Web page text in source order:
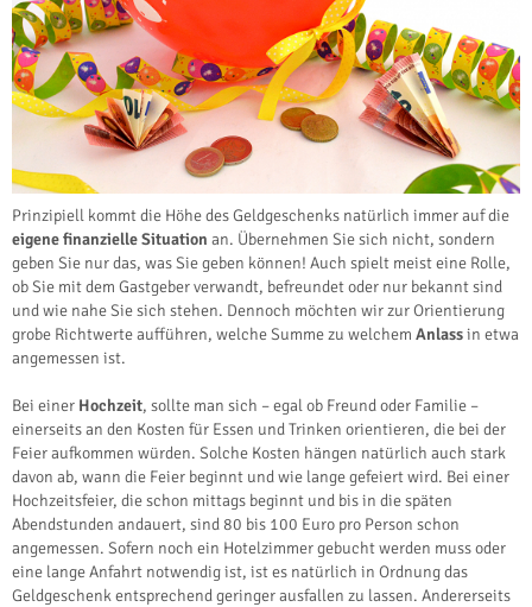
Prinzipiell kommt die Höhe des Geldgeschenks natürlich immer auf die
eigene finanzielle Situation an. Übernehmen Sie sich nicht, sondern
geben Sie nur das, was Sie geben können! Auch spielt meist eine Rolle,
ob Sie mit dem Gastgeber verwandt, befreundet oder nur bekannt sind
und wie nahe Sie sich stehen. Dennoch möchten wir zur Orientierung
grobe Richtwerte aufführen, welche Summe zu welchem Anlassin etwa
angemessen ist.
Bei einer Hochzeit, sollte man sich – egal ob Freund oder Familie –
einerseits an den Kosten für Essen und Trinken orientieren, die bei der
Feier aufkommen würden. Solche Kosten hängen natürlich auch stark
davon ab, wann die Feier beginnt und wie lange gefeiert wird. Bei einer
Hochzeitsfeier, die schon mittags beginnt und bis in die späten
Abendstunden andauert, sind 80 bis 100 Euro pro Person schon
angemessen. Sofern noch ein Hotelzimmer gebucht werden muss oder
eine lange Anfahrt notwendig ist, ist es natürlich in Ordnung das
Geldgeschenk entsprechend geringer ausfallen zu lassen. Andererseits